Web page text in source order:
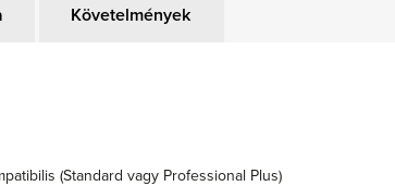
Követelmények
(Standard vagy Professional Plus)